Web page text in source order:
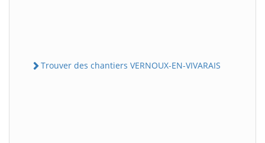
Trouver des chantiers VERNOUX-EN-VIVARAIS